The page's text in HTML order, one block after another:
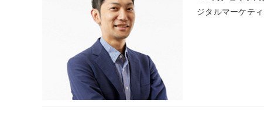
ジタルマーケテ